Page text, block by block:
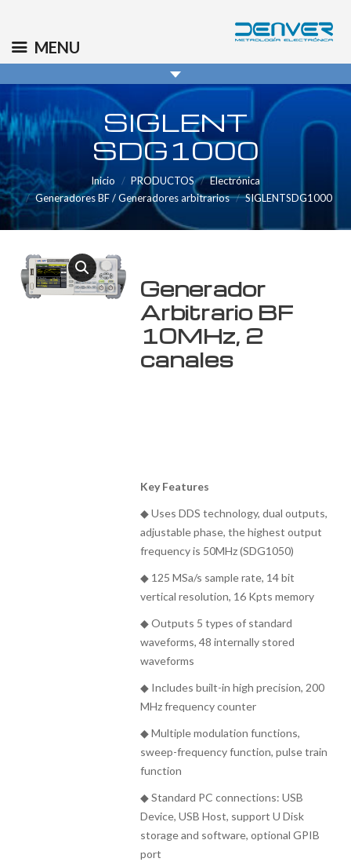
info@denver.es
SIGLENT
SDG1000
Inicio PRODUCTOS
Electrónica
Generadores BF / Generadores arbitrarios
SIGLENTSDG1000
Generador
Arbitrario BF
10MHz, 2
canales
Key Features
◆ Uses DDS technology, dual outputs,
adjustable phase, the highest output
frequency is 50MHz (SDG1050)
◆ 125 MSa/s sample rate, 14 bit
vertical resolution, 16 Kpts memory
◆ Outputs 5 types of standard
waveforms, 48 internally stored
waveforms
◆ Includes built-in high precision, 200
MHz frequency counter
◆ Multiple modulation functions,
sweep-frequency function, pulse train
function
◆ Standard PC connections: USB
Device, USB Host, support U Disk
storage and software, optional GPIB
port
MENU